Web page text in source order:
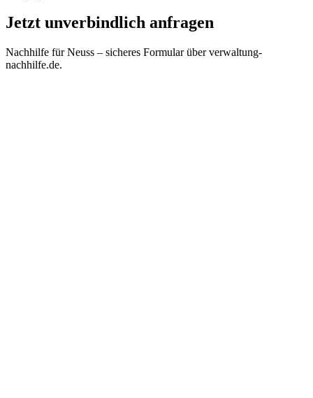
Jetzt unverbindlich anfragen
Nachhilfe fürNeuss – sicheres Formular über verwaltung-
nachhilfe.de.